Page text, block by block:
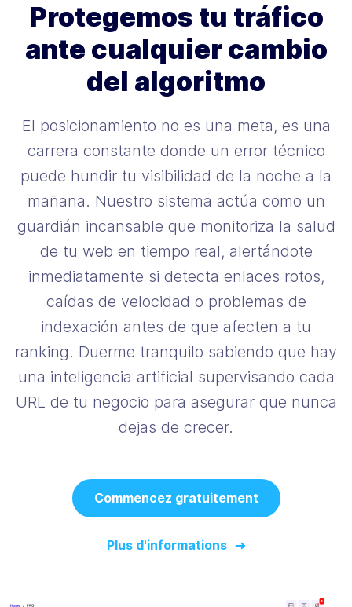
Protegemos tu tráfico
ante cualquier cambio
del algoritmo
El posicionamiento no es una meta, es una
carrera constante donde un error técnico
puede hundir tu visibilidad de la noche a la
mañana. Nuestro sistema actúa como un
guardián incansable que monitoriza la salud
de tu web en tiempo real, alertándote
inmediatamente si detecta enlaces rotos,
caídas de velocidad o problemas de
indexación antes de que afecten a tu
ranking. Duerme tranquilo sabiendo que hay
una inteligencia artificial supervisando cada
URL de tu negocio para asegurar que nunca
dejas de crecer.
Commencez gratuitement
Plus d'informations